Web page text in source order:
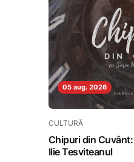
05 aug. 2026
CULTURĂ
Chipuri din Cuvânt:
Ilie Tesviteanul